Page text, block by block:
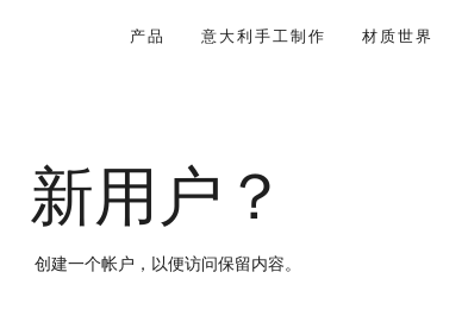
产品 意大利手工制作 材质世界
新用户？
创建一个帐户，以便访问保留内容。